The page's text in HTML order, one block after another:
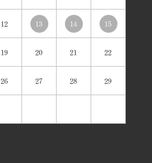
12 13 14 15
19 20 21 22
26 27 28 29